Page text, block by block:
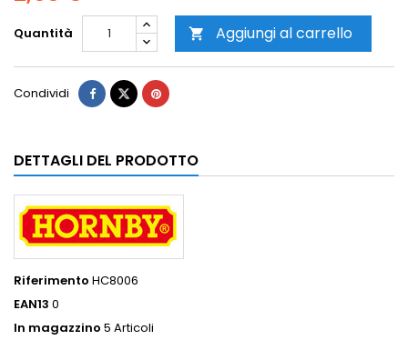
Quantità  Aggiungi al carrello
Condividi
DETTAGLI DEL PRODOTTO
Riferimento HC8006
EAN13 0
In magazzino 5 Articoli